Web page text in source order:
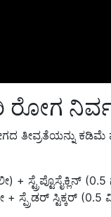
ರೋಗ
ತೀವ್ರತೆಯನ್ನು ಕಡಿಮೆ
+ ಸ್ಟ್ರೆಪ್ಟೊಸೈಕ್ಲಿನ್
ಸ್ಪ್ರೆಡರ್ ಸ್ಟಿಕ್ಕರ್ (0.5
(0.5